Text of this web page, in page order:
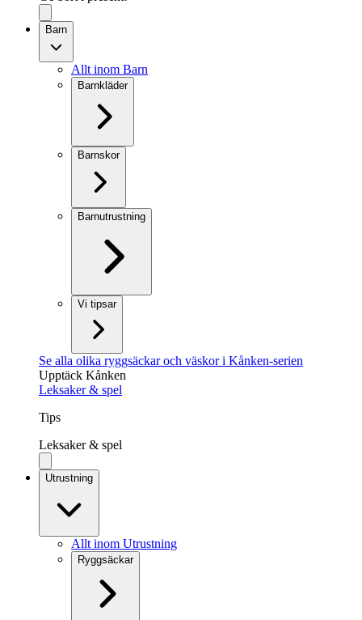
Barn
Allt inom Barn
Barnkläder
Barnskor
Barnutrustning
Vi tipsar
Se alla olika ryggsäckar och väskor i Kånken-serien
Upptäck Kånken
Leksaker & spel
Tips
Leksaker & spel
Utrustning
Allt inom Utrustning
Ryggsäckar